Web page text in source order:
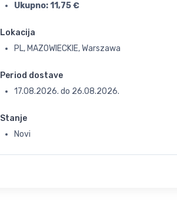
Ukupno:11,75€
Lokacija
PL, MAZOWIECKIE, Warszawa
Period dostave
17.08.2026. do 26.08.2026.
Stanje
Novi